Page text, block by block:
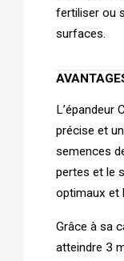
fertiliser ou
surfaces.
L’épandeur
précise et
semences
pertes et le
optimaux et
Grâce à sa
atteindre 3